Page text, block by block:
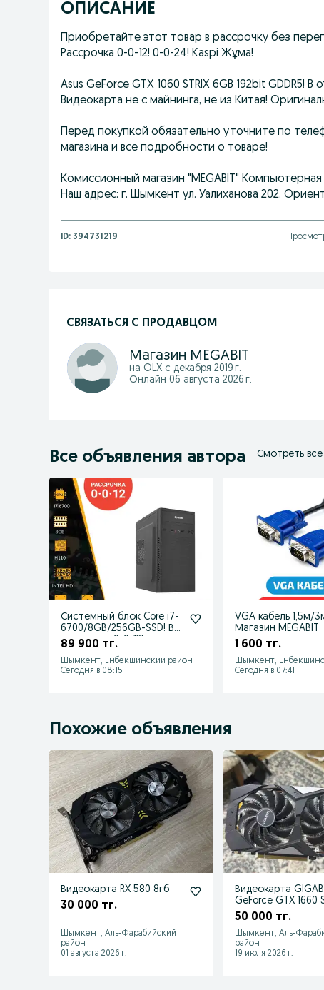
ОПИСАНИЕ
Приобретайте этот товар в рассрочку без
Рассрочка 0-0-12! 0-0-24! Kaspi Жұма!
Asus GeForce GTX 1060 STRIX 6GB 192bit GDDR5!
Видеокарта не с майнинга, не из Китая!
Перед покупкой обязательно уточните по
магазина и все подробности о товаре!
Комиссионный магазин "MEGABIT"
Наш адрес: г. Шымкент ул. Уалиханова 202.
ID: 394731219
СВЯЗАТЬСЯ С ПРОДАВЦОМ
Магазин MEGABIT
на OLX с декабря 2019 г.
Онлайн 06 августа 2026 г.
Все объявления автора Смотреть все
Системный блок Core i7-
6700/8GB/256GB-SSD! В
рассрочку 0-0-12!
89 900 тг.
Шымкент, Енбекшинский район
Сегодня в 08:15
VGA кабель 1,5м/
Магазин MEGABIT
1 600 тг.
Шымкент,
Сегодня в 07:41
Похожие объявления
Видеокарта RX 580 8гб
30 000 тг.
Шымкент, Аль-Фарабийский
район
01 августа 2026 г.
Видеокарта
GeForce GTX 1660
50 000 тг.
Шымкент, Аль-
район
19 июля 2026 г.